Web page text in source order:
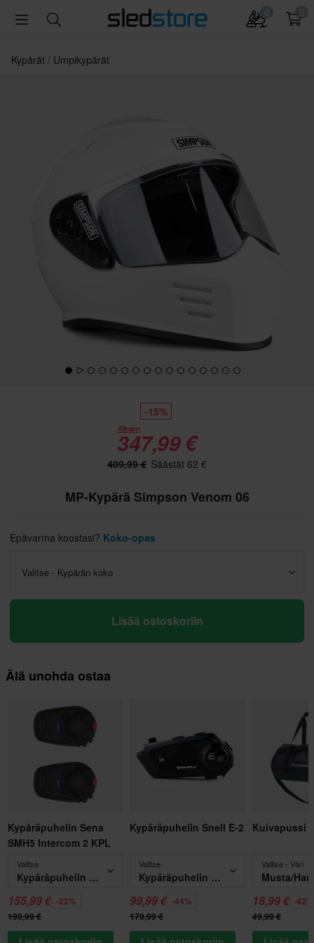
Kypärät Umpikypärät
-15%
Alkaen
347,99 €
409,99 € Säästät 62 €
MP-Kypärä Simpson Venom 06
Epävarma koostasi? Koko-opas
Valitse - Kypärän koko
Lisää ostoskoriin
Älä unohda ostaa
Kypäräpuhelin Sena
SMH5 Intercom 2 KPL
Valitse
Kypäräpuhelin Sena SMH5 Intercom 2 KPL
155,99 € -22%
199,99 €
Kypäräpuhelin Snell E-2
Valitse
Kypäräpuhelin Snell E-2
99,99 € -44%
179,99 €
Kuivapussi
Valitse - Väri
Musta/
18,99 € -62%
49,99 €